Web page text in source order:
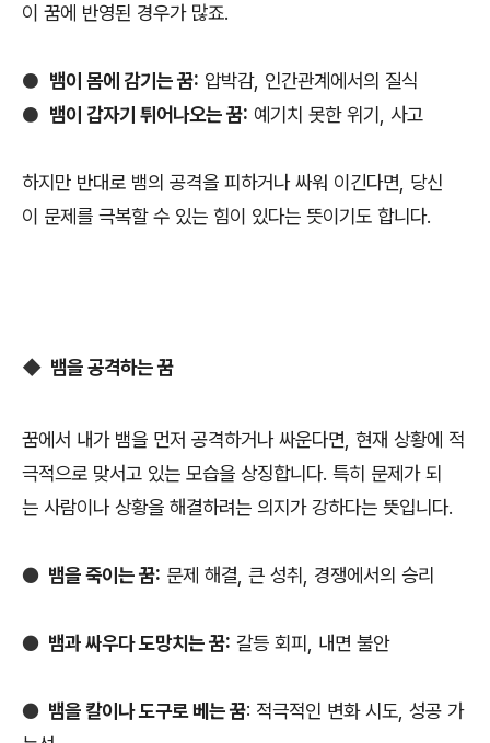
이 꿈에 반영된 경우가 많죠.
● 뱀이 몸에 감기는 꿈: 압박감, 인간관계에서의 질식
● 뱀이 갑자기 튀어나오는 꿈: 예기치 못한 위기, 사고
하지만 반대로 뱀의 공격을 피하거나 싸워 이긴다면, 당신
이 문제를 극복할 수 있는 힘이 있다는 뜻이기도 합니다.
◆ 뱀을 공격하는 꿈
꿈에서 내가 뱀을 먼저 공격하거나 싸운다면, 현재 상황에 적
극적으로 맞서고 있는 모습을 상징합니다. 특히 문제가 되
는 사람이나 상황을 해결하려는 의지가 강하다는 뜻입니다.
● 뱀을 죽이는 꿈: 문제 해결, 큰 성취, 경쟁에서의 승리
● 뱀과 싸우다 도망치는 꿈: 갈등 회피, 내면 불안
● 뱀을 칼이나 도구로 베는 꿈: 적극적인 변화 시도, 성공 가